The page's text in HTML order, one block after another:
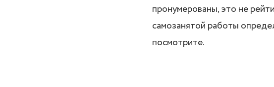
пронумерованы, это не
самозанятой работы
посмотрите.